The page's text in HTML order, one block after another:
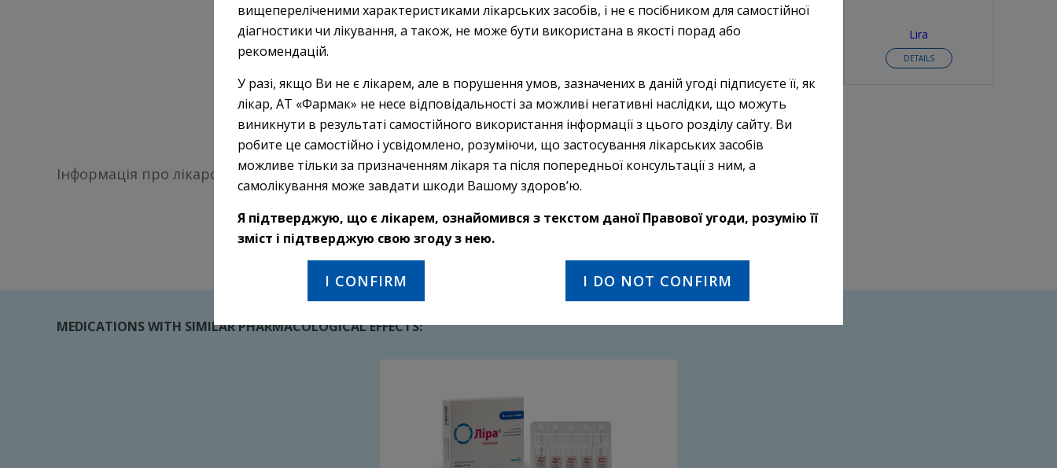
Lira Lira (tablets) Lira
DETAILS
Інформація про лікарські засоби, призначена виключно для лікарів.
MEDICATIONS WITH SIMILAR PHARMACOLOGICAL EFFECTS:
вищепереліченими характеристиками лікарських засобів, і не є посібником для самостійної
діагностики чи лікування, а також, не може бути використана в якості порад або
рекомендацій.
У разі, якщо Ви не є лікарем, але в порушення умов, зазначених в даній угоді підписуєте її, як
лікар, АТ «Фармак» не несе відповідальності за можливі негативні наслідки, що можуть
виникнути в результаті самостійного використання інформації з цього розділу сайту. Ви
робите це самостійно і усвідомлено, розуміючи, що застосування лікарських засобів
можливе тільки за призначенням лікаря та після попередньої консультації з ним, а
самолікування може завдати шкоди Вашому здоров’ю.
Я підтверджую, що є лікарем, ознайомився з текстом даної Правової угоди, розумію її
зміст і підтверджую свою згоду з нею.
I CONFIRM I DO NOT CONFIRM